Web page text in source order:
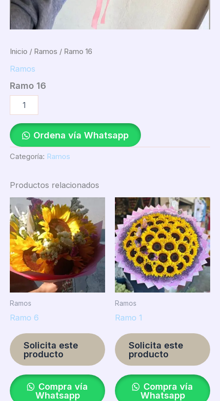
Inicio / Ramos / Ramo 16
Ramos
Ramo 16
Ordena vía Whatsapp
Categoría: Ramos
Productos relacionados
Ramos
Ramo 6
Solicita este
producto
Compra vía
Whatsapp
Ramos
Ramo 1
Solicita este
producto
Compra vía
Whatsapp